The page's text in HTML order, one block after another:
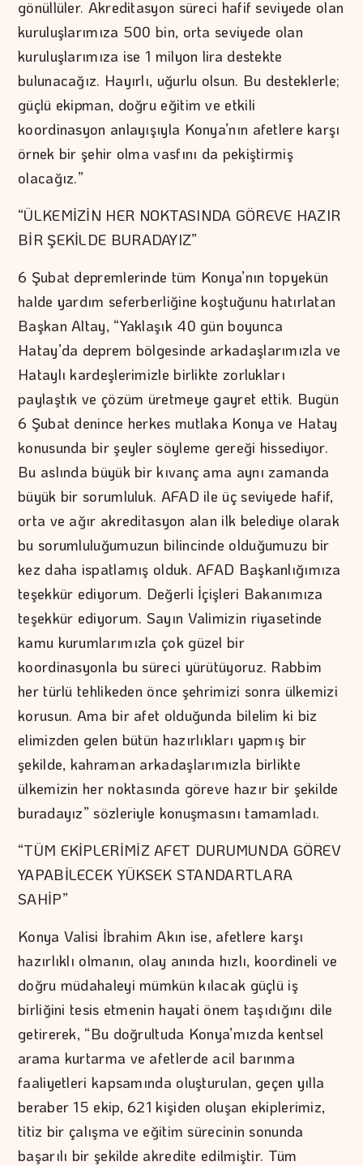
gönüllüler. Akreditasyon süreci hafif seviyede olan
kuruluşlarımıza 500 bin, orta seviyede olan
kuruluşlarımıza ise 1 milyon lira destekte
bulunacağız. Hayırlı, uğurlu olsun. Bu desteklerle;
güçlü ekipman, doğru eğitim ve etkili
koordinasyon anlayışıyla Konya’nın afetlere karşı
örnek bir şehir olma vasfını da pekiştirmiş
olacağız.”
“ÜLKEMİZİN HER NOKTASINDA GÖREVE HAZIR
BİR ŞEKİLDE BURADAYIZ”
6 Şubat depremlerinde tüm Konya’nın topyekün
halde yardım seferberliğine koştuğunu hatırlatan
Başkan Altay, “Yaklaşık 40 gün boyunca
Hatay’da deprem bölgesinde arkadaşlarımızla ve
Hataylı kardeşlerimizle birlikte zorlukları
paylaştık ve çözüm üretmeye gayret ettik. Bugün
6 Şubat denince herkes mutlaka Konya ve Hatay
konusunda bir şeyler söyleme gereği hissediyor.
Bu aslında büyük bir kıvanç ama aynı zamanda
büyük bir sorumluluk. AFAD ile üç seviyede hafif,
orta ve ağır akreditasyon alan ilk belediye olarak
bu sorumluluğumuzun bilincinde olduğumuzu bir
kez daha ispatlamış olduk. AFAD Başkanlığımıza
teşekkür ediyorum. Değerli İçişleri Bakanımıza
teşekkür ediyorum. Sayın Valimizin riyasetinde
kamu kurumlarımızla çok güzel bir
koordinasyonla bu süreci yürütüyoruz. Rabbim
her türlü tehlikeden önce şehrimizi sonra ülkemizi
korusun. Ama bir afet olduğunda bilelim ki biz
elimizden gelen bütün hazırlıkları yapmış bir
şekilde, kahraman arkadaşlarımızla birlikte
ülkemizin her noktasında göreve hazır bir şekilde
buradayız” sözleriyle konuşmasını tamamladı.
“TÜM EKİPLERİMİZ AFET DURUMUNDA GÖREV
YAPABİLECEK YÜKSEK STANDARTLARA
SAHİP”
Konya Valisi İbrahim Akın ise, afetlere karşı
hazırlıklı olmanın, olay anında hızlı, koordineli ve
doğru müdahaleyi mümkün kılacak güçlü iş
birliğini tesis etmenin hayati önem taşıdığını dile
getirerek, “Bu doğrultuda Konya’mızda kentsel
arama kurtarma ve afetlerde acil barınma
faaliyetleri kapsamında oluşturulan, geçen yılla
beraber 15 ekip, 621 kişiden oluşan ekiplerimiz,
titiz bir çalışma ve eğitim sürecinin sonunda
başarılı bir şekilde akredite edilmiştir. Tüm